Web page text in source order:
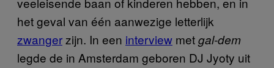
het geval van één aanwezige letterlijk
zwangerzijn. In een interview metgal-dem
legde de in Amsterdam geboren DJ Jyoty uit